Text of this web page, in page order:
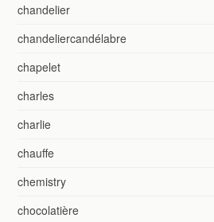
chandelier
chandeliercandélabre
chapelet
charles
charlie
chauffe
chemistry
chocolatière